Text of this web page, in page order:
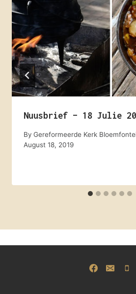
Nuusbrief – 18 Julie
By Gereformeerde Kerk
August 18, 2019